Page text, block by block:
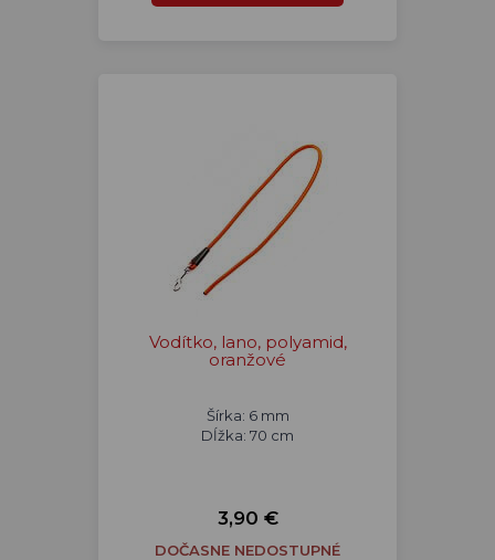
Vodítko, lano, polyamid,
oranžové
Šírka: 6 mm
Dĺžka: 70 cm
3,90 €
DOČASNE NEDOSTUPNÉ